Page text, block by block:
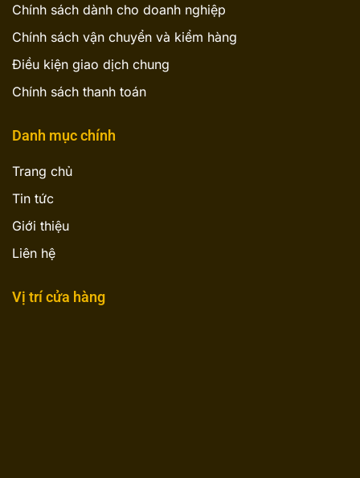
Chính sách dành cho doanh nghiệp
Chính sách vận chuyển và kiểm hàng
Điều kiện giao dịch chung
Chính sách thanh toán
Danh mục chính
Trang chủ
Tin tức
Giới thiệu
Liên hệ
Vị trí cửa hàng